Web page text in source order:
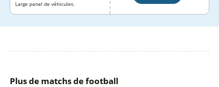
Large panel de véhicules.
Plus de matchs de football